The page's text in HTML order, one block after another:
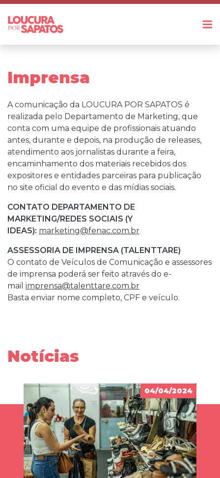
Sobre
Expositor
Festival de Cervejas
Artesanais
Imprensa
Contato
Imprensa
A comunicação da LOUCURA POR SAPATOS é
realizada pelo Departamento de Marketing, que
conta com uma equipe de profissionais atuando
antes, durante e depois, na produção de releases,
atendimento aos jornalistas durante a feira,
encaminhamento dos materiais recebidos dos
expositores e entidades parceiras para publicação
no site oficial do evento e das mídias sociais.
CONTATO DEPARTAMENTO DE
MARKETING/REDES SOCIAIS (Y
IDEAS): marketing@fenac.com.br
ASSESSORIA DE IMPRENSA (TALENTTARE)
O contato de Veículos de Comunicação e assessores
de imprensa poderá ser feito através do e-
mail imprensa@talenttare.com.br
Basta enviar nome completo, CPF e veículo.
Notícias
04/04/2024